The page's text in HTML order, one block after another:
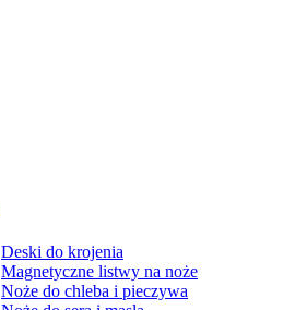
Deski do krojenia
Magnetyczne listwy na noże
Noże do chleba i pieczywa